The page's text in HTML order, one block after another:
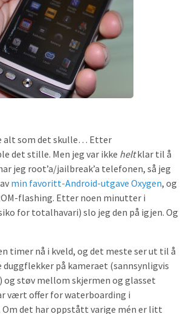
alt som det skulle… Etter
det stille. Men jeg var ikke heltklar til å
jeg root’a/jailbreak’a telefonen, så jeg
min favoritt-Android-utgave Oxygen, og
flashing. Etter noen minutter i
for totalhavari) slo jeg den på igjen. Og
timer nå i kveld, og det meste ser ut til å
duggflekker på kameraet (sannsynligvis
og støv mellom skjermen og glasset
vært offer for waterboarding i
Om det har oppstått varige mén er litt